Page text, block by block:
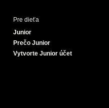
Pre dieťa
Junior
Prečo Junior
Vytvorte Junior účet